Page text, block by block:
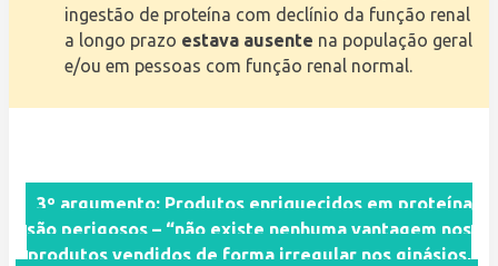
ingestão de proteína com declínio da função renal
a longo prazo estava ausente na população geral
e/ou em pessoas com função renal normal.
3º argumento: Produtos enriquecidos em proteína
são perigosos – “não existe nenhuma vantagem nos
produtos vendidos de forma irregular nos ginásios,